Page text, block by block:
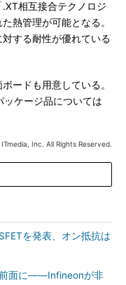
相互接合テクノロジ
熱管理が可能となる。
する耐性が優れている
ードも用意している。
ケージ品については
Inc. All Rights Reserved.
を発表、オン抵抗は
前面に――Infineonが非